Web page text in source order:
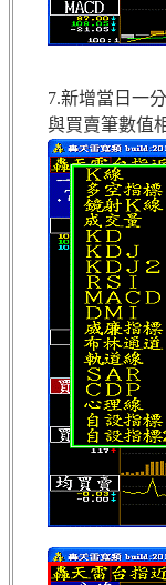
7.新增當日一
與買賣筆數值